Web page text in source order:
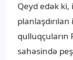
Qeyd edək
qulluqçuların
sahəsində